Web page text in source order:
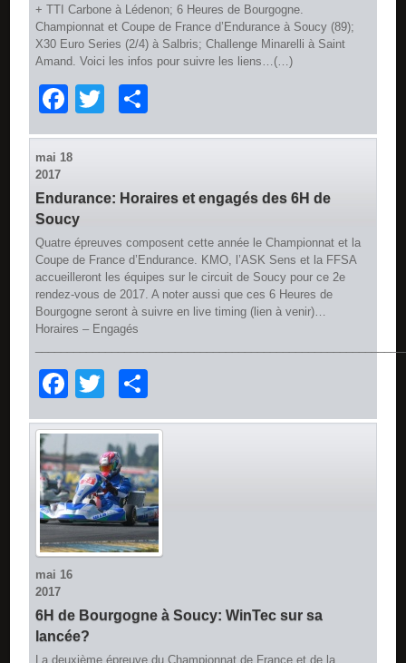
+ TTI Carbone à Lédenon; 6 Heures de Bourgogne.
Championnat et Coupe de France d’Endurance à Soucy (89);
X30 Euro Series (2/4) à Salbris; Challenge Minarelli à Saint
Amand. Voici les infos pour suivre les liens…(…)
Facebook
Twitter
mai 18
2017
Endurance: Horaires et engagés des 6H de
Soucy
Quatre épreuves composent cette année le Championnat et la
Coupe de France d’Endurance. KMO, l’ASK Sens et la FFSA
accueilleront les équipes sur le circuit de Soucy pour ce 2e
rendez-vous de 2017. A noter aussi que ces 6 Heures de
Bourgogne seront à suivre en live timing (lien à venir)…
Horaires – Engagés
Facebook
Twitter
mai 16
2017
6H de Bourgogne à Soucy: WinTec sur sa
lancée?
La deuxième épreuve du Championnat de France et de la